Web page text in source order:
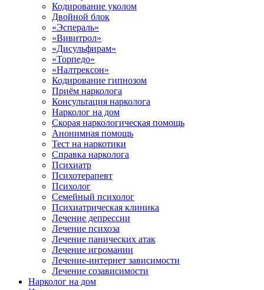
Кодирование уколом
Двойной блок
«Эспераль»
«Вивитрол»
«Дисульфирам»
«Торпедо»
«Налтрексон»
Кодирование гипнозом
Приём нарколога
Консультация нарколога
Нарколог на дом
Скорая наркологическая помощь
Анонимная помощь
Тест на наркотики
Справка нарколога
Психиатр
Психотерапевт
Психолог
Семейный психолог
Психиатрическая клиника
Лечение депрессии
Лечение психоза
Лечение панических атак
Лечение игромании
Лечение-интернет зависимости
Лечение созависимости
Нарколог на дом